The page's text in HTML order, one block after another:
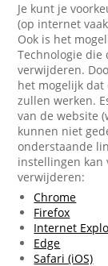
Je kunt je
(op internet
Ook is het
Technologie die
verwijderen.
het mogelijk
zullen werken.
van de website
kunnen niet
onderstaande
instellingen kan
verwijderen:
Chrome
Firefox
Internet
Edge
Safari (iOS)